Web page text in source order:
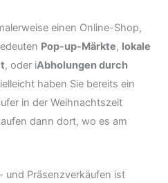
einen Online-Shop,
Pop-up-Märkte, lokale
, oder iAbholungen durch
haben Sie bereits ein
in der Weihnachtszeit
dann dort, wo es am
und Präsenzverkäufen ist